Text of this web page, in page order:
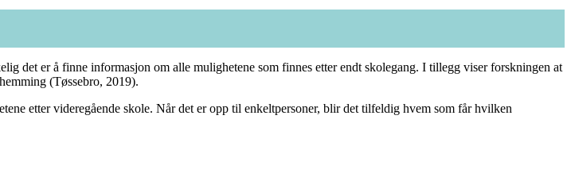
det er å finne informasjon om alle mulighetene som finnes etter endt skolegang. I tillegg viser forskningen at
(Tøssebro, 2019).
etter videregående skole. Når det er opp til enkeltpersoner, blir det tilfeldig hvem som får hvilken